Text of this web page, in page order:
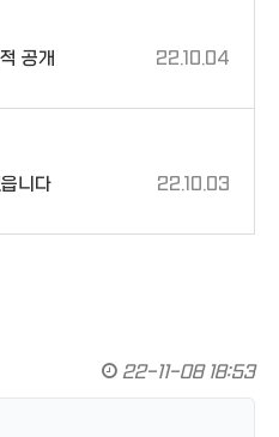
공개
22.10.04
니다
22.10.03
22-11-08 18:53